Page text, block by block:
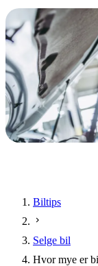
Biltips
Selge bil
Hvor mye er